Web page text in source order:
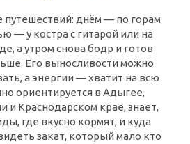
днём — по горам
— у костра с гитарой или на
а утром снова бодр и готов
Его выносливости можно
а энергии — хватит на всю
ориентируется в Адыгее,
и Краснодарском крае, знает,
где вкусно кормят, и куда
закат, который мало кто